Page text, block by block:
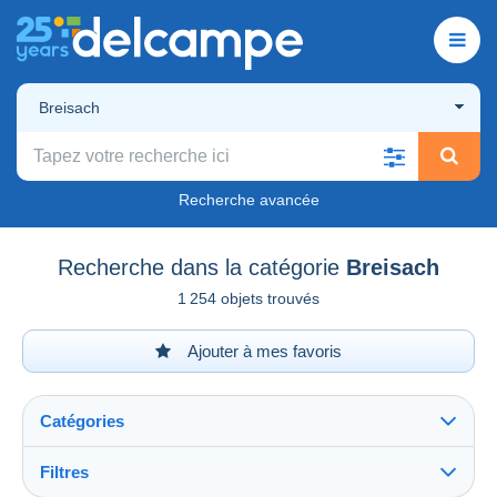
Breisach
Recherche avancée
Recherche dans la catégorie Breisach
1 254 objets trouvés
Ajouter à mes favoris
Catégories
Filtres